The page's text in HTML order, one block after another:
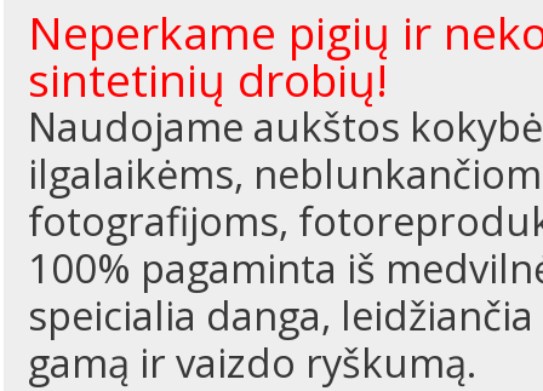
Neperkame pigių ir
sintetinių drobių!
Naudojame aukštos
ilgalaikėms,
fotografijoms,
100% pagaminta iš
speicialia danga,
gamą ir vaizdo ryškumą.